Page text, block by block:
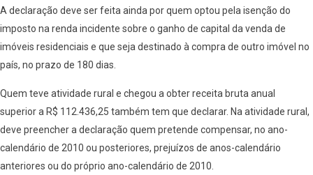
A declaração deve ser feita ainda por quem optou pela isenção do
imposto na renda incidente sobre o ganho de capital da venda de
imóveis residenciais e que seja destinado à compra de outro imóvel no
país, no prazo de 180 dias.
Quem teve atividade rural e chegou a obter receita bruta anual
superior a R$ 112.436,25 também tem que declarar. Na atividade rural,
deve preencher a declaração quem pretende compensar, no ano-
calendário de 2010 ou posteriores, prejuízos de anos-calendário
anteriores ou do próprio ano-calendário de 2010.